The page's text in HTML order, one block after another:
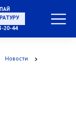
20-44
Новости